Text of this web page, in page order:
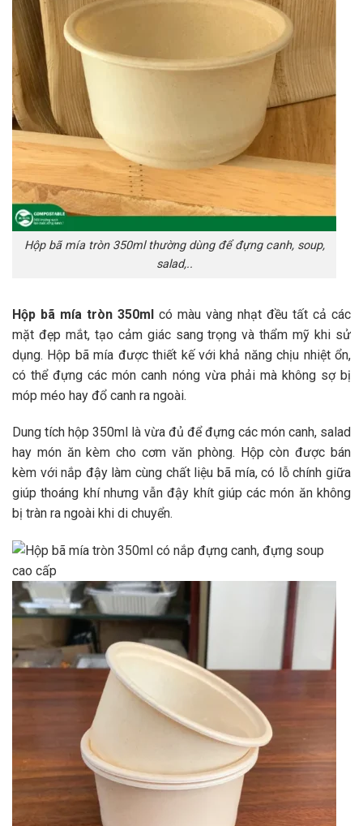
Hộp bã mía tròn 350ml thường dùng để đựng canh, soup,
salad,..
Hộp bã mía tròn 350ml có màu vàng nhạt đều tất cả các
mặt đẹp mắt, tạo cảm giác sang trọng và thẩm mỹ khi sử
dụng. Hộp bã mía được thiết kế với khả năng chịu nhiệt ổn,
có thể đựng các món canh nóng vừa phải mà không sợ bị
móp méo hay đổ canh ra ngoài.
Dung tích hộp 350ml là vừa đủ để đựng các món canh, salad
hay món ăn kèm cho cơm văn phòng. Hộp còn được bán
kèm với nắp đậy làm cùng chất liệu bã mía, có lỗ chính giữa
giúp thoáng khí nhưng vẫn đậy khít giúp các món ăn không
bị tràn ra ngoài khi di chuyển.